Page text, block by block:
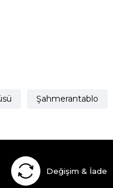
Şahmerantablo
Değişim & İade